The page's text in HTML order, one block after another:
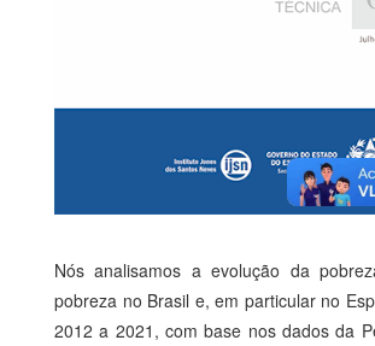
Nós analisamos a evolução da
pobreza no Brasil e, em particular no
2012 a 2021, com base nos dados da